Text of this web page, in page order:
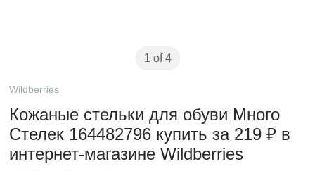
1 of 4
Wildberries
Кожаные стельки для обуви Много
Стелек 164482796 купить за 219 ₽ в
интернет‑магазине Wildberries